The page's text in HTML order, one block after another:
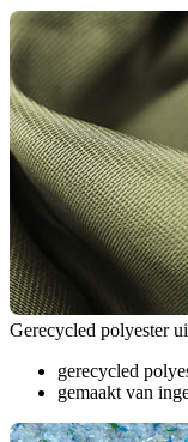
Gerecycled polyester
gerecycled
gemaakt van